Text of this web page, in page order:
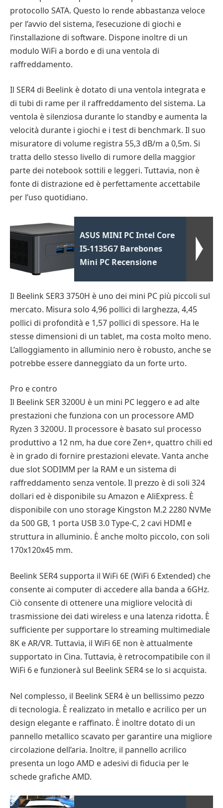
protocollo SATA. Questo lo rende abbastanza veloce
per l’avvio del sistema, l’esecuzione di giochi e
l’installazione di software. Dispone inoltre di un
modulo WiFi a bordo e di una ventola di
raffreddamento.
Il SER4 di Beelink è dotato di una ventola integrata e
di tubi di rame per il raffreddamento del sistema. La
ventola è silenziosa durante lo standby e aumenta la
velocità durante i giochi e i test di benchmark. Il suo
misuratore di volume registra 55,3 dB/m a 0,5m. Si
tratta dello stesso livello di rumore della maggior
parte dei notebook sottili e leggeri. Tuttavia, non è
fonte di distrazione ed è perfettamente accettabile
per l’uso quotidiano.
ASUS MINI PC Intel Core
I5-1135G7 Barebones
Mini PC Recensione
Il Beelink SER3 3750H è uno dei mini PC più piccoli sul
mercato. Misura solo 4,96 pollici di larghezza, 4,45
pollici di profondità e 1,57 pollici di spessore. Ha le
stesse dimensioni di un tablet, ma costa molto meno.
L’alloggiamento in alluminio nero è robusto, anche se
potrebbe essere danneggiato da un forte urto.
Pro e contro
Il Beelink SER 3200U è un mini PC leggero e ad alte
prestazioni che funziona con un processore AMD
Ryzen 3 3200U. Il processore è basato sul processo
produttivo a 12 nm, ha due core Zen+, quattro chili ed
è in grado di fornire prestazioni elevate. Vanta anche
due slot SODIMM per la RAM e un sistema di
raffreddamento senza ventole. Il prezzo è di soli 324
dollari ed è disponibile su Amazon e AliExpress. È
disponibile con uno storage Kingston M.2 2280 NVMe
da 500 GB, 1 porta USB 3.0 Type-C, 2 cavi HDMI e
struttura in alluminio. È anche molto piccolo, con soli
170x120x45 mm.
Beelink SER4 supporta il WiFi 6E (WiFi 6 Extended) che
consente ai computer di accedere alla banda a 6GHz.
Ciò consente di ottenere una migliore velocità di
trasmissione dei dati wireless e una latenza ridotta. È
sufficiente per supportare lo streaming multimediale
8K e AR/VR. Tuttavia, il WiFi 6E non è attualmente
supportato in Cina. Tuttavia, è retrocompatibile con il
WiFi 6 e funzionerà sul Beelink SER4 se lo si acquista.
Nel complesso, il Beelink SER4 è un bellissimo pezzo
di tecnologia. È realizzato in metallo e acrilico per un
design elegante e raffinato. È inoltre dotato di un
pannello metallico scavato per garantire una migliore
circolazione dell’aria. Inoltre, il pannello acrilico
presenta un logo AMD e adesivi di fiducia per le
schede grafiche AMD.